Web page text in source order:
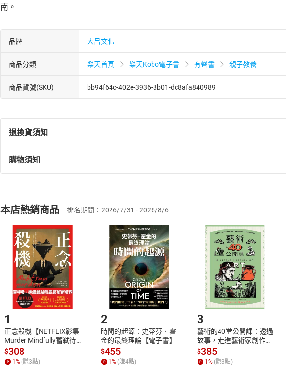
南。
品牌 大吕文化
商品分類 樂天首頁 樂天Kobo電子書 有聲書 親子教養
商品貨號(SKU) bb94f64c-402e-3936-8b01-dc8afa840989
退換貨須知
退換貨規定：
(一)依消費者保護法第19條第1項後段暨通訊交易解除權合理例外情事適用
(二)消費者訂購本店鋪之商品即代表知悉本店鋪所銷售之商品為電子書，
且已下載/存取電子書，不得請求退貨退款。
退貨方式：您欲取消訂單或辦理退貨時，請登入樂天市場，並於「我的訂單
貨」，本店鋪將依您的申請進行審核，待審核通過後將為您辦理退款事宜。
請注意，樂天市場須以整筆訂單為單位進行取消/退貨，恕無法以單支商品取
購物須知
挑選商品
Choose
放入購物車
Shopping cart
登入帳號
Login
購書後，如何開始使用？
Step1.選擇閱讀載具 Step2.登入
本店熱銷商品 排名期間：2026/7/31 - 2026/8/6
1
正念殺機【NETFLIX影集
Murder Mindfully蓄弒待
發】【電子書】
$308
1 % (賺3點)
2
時間的起源：史蒂芬．霍
金的最終理論【電子書】
$455
1 % (賺4點)
3
藝術的40堂公開課：透過
故事，走進藝術家創作現
場，看藝術如何誕生、如
何形塑人類生活【電子
書】
$385
1 % (賺3點)